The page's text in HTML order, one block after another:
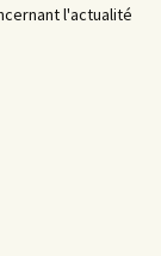
l'actualité